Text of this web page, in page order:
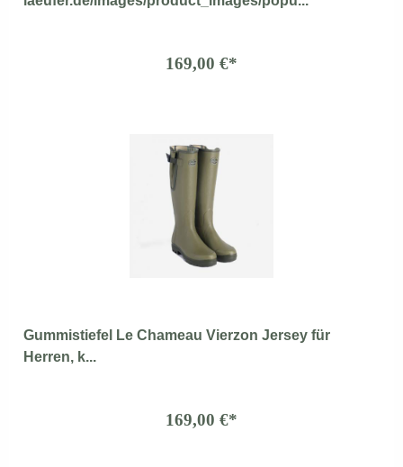
169,00 €*
Gummistiefel Le Chameau Vierzon Jersey für
Herren, k...
169,00 €*